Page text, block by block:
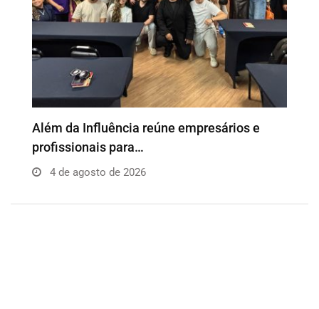
Além da Influência reúne empresários e
profissionais para…
4 de agosto de 2026